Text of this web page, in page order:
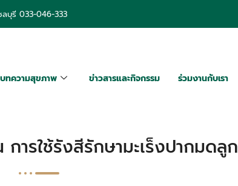
ลบุรี 033-046-333
บทความสุขภาพ ข่าวสารและกิจกรรม ร่วมงานกับเรา
ารใช้รังสีรักษามะเร็งปากมดลูก